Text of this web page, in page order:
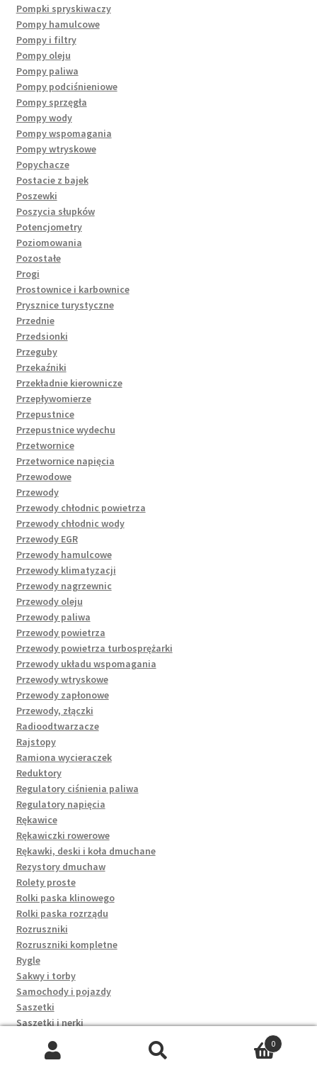
Pompki spryskiwaczy
Pompy hamulcowe
Pompy i filtry
Pompy oleju
Pompy paliwa
Pompy podciśnieniowe
Pompy sprzęgła
Pompy wody
Pompy wspomagania
Pompy wtryskowe
Popychacze
Postacie z bajek
Poszewki
Poszycia słupków
Potencjometry
Poziomowania
Pozostałe
Progi
Prostownice i karbownice
Prysznice turystyczne
Przednie
Przedsionki
Przeguby
Przekaźniki
Przekładnie kierownicze
Przepływomierze
Przepustnice
Przepustnice wydechu
Przetwornice
Przetwornice napięcia
Przewodowe
Przewody
Przewody chłodnic powietrza
Przewody chłodnic wody
Przewody EGR
Przewody hamulcowe
Przewody klimatyzacji
Przewody nagrzewnic
Przewody oleju
Przewody paliwa
Przewody powietrza
Przewody powietrza turbosprężarki
Przewody układu wspomagania
Przewody wtryskowe
Przewody zapłonowe
Przewody, złączki
Radioodtwarzacze
Rajstopy
Ramiona wycieraczek
Reduktory
Regulatory ciśnienia paliwa
Regulatory napięcia
Rękawice
Rękawiczki rowerowe
Rękawki, deski i koła dmuchane
Rezystory dmuchaw
Rolety proste
Rolki paska klinowego
Rolki paska rozrządu
Rozruszniki
Rozruszniki kompletne
Rygle
Sakwy i torby
Samochody i pojazdy
Saszetki
Saszetki i nerki
Schodki i stopnie
Scrapki
0